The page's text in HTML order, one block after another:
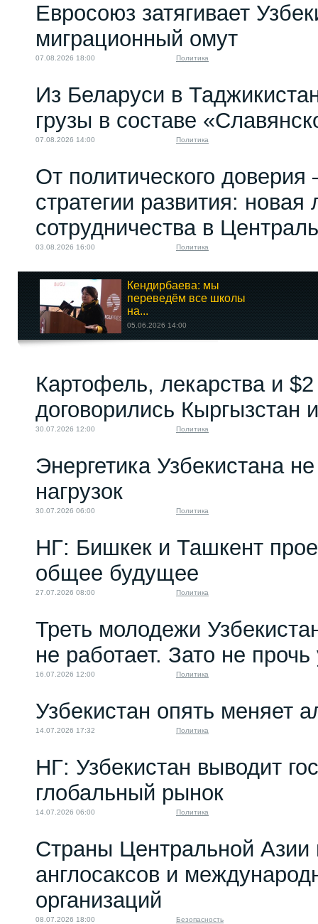
Евросоюз затягивает
миграционный омут
07.08.2026 18:00 Политика
Из Беларуси в
грузы в составе
07.08.2026 14:00 Политика
От политического
стратегии развития: новая
сотрудничества в
03.08.2026 16:00 Политика
Кендирбаева: мы
переведём все школы
на...
05.06.2026 14:00
«Большая игра»...
20.12.2023 08:00
Картофель, лекарства и
договорились Кыргызстан
30.07.2026 12:00 Политика
Энергетика Узбекистана
нагрузок
30.07.2026 06:00 Политика
НГ: Бишкек и Ташкент
общее будущее
27.07.2026 08:00 Политика
Треть молодежи
не работает. Зато не
16.07.2026 12:00 Политика
Узбекистан опять меняет
14.07.2026 17:32 Политика
НГ: Узбекистан выводит
глобальный рынок
14.07.2026 06:00 Политика
Страны Центральной Азии
англосаксов и
организаций
08.07.2026 18:00 Безопасность